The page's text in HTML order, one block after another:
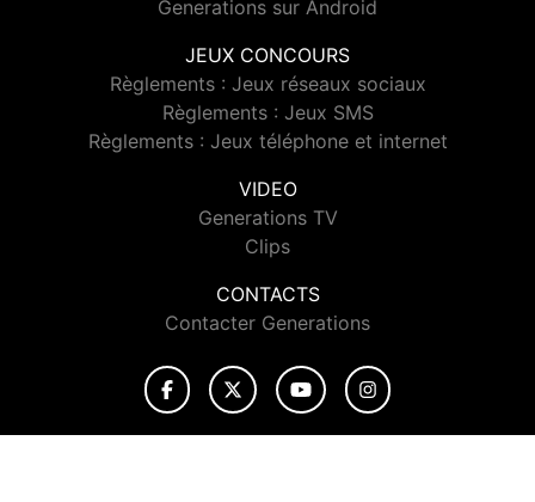
Generations sur Android
JEUX CONCOURS
Règlements : Jeux réseaux sociaux
Règlements : Jeux SMS
Règlements : Jeux téléphone et internet
VIDEO
Generations TV
Clips
CONTACTS
Contacter Generations